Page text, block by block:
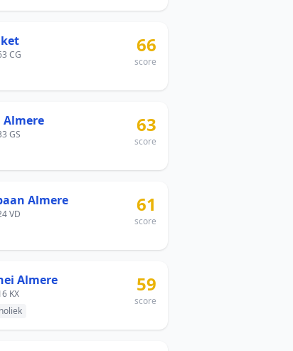
CG
66
score
Almere
GS
63
score
Almere
VD
61
score
Almere
KX
59
score